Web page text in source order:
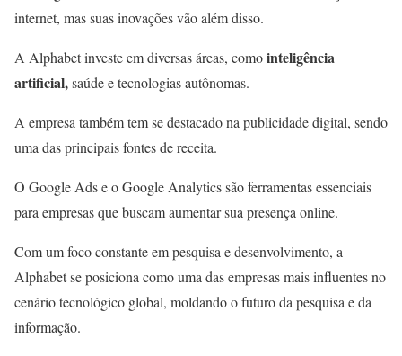
internet, mas suas inovações vão além disso.
A Alphabet investe em diversas áreas, comointeligência
artificial,saúde e tecnologias autônomas.
A empresa também tem se destacado na publicidade digital, sendo
uma das principais fontes de receita.
O Google Ads e o Google Analytics são ferramentas essenciais
para empresas que buscam aumentar sua presença online.
Com um foco constante em pesquisa e desenvolvimento, a
Alphabet se posiciona como uma das empresas mais influentes no
cenário tecnológico global, moldando o futuro da pesquisa e da
informação.